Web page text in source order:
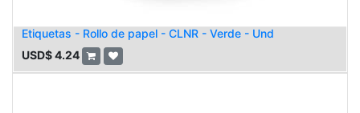
Etiquetas - Rollo de papel - CLNR - Verde - Und
USD$4.24